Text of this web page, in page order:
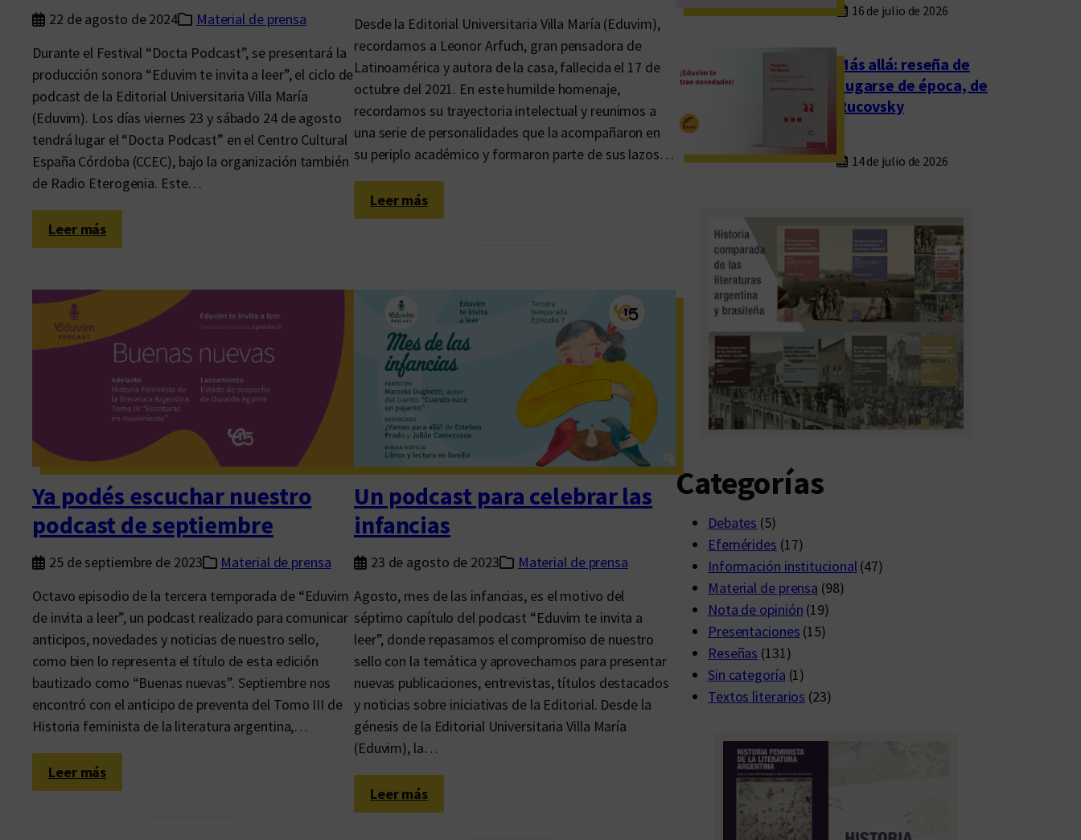
s
a
r
l
a
s
l
i
t
e
a
u
a
s
i
n
o
a
e
r
i
c
a
n
a
s
m
á
s
t
a
c
a
r
l
a
l
e
e
c
r
t
o
r
a
e
d
i
t
o
r
a
s
,
p
r
22 de agosto de 2024
Material de prensa
Durante el Festival “Docta Podcast”, se presentará la
producción sonora “Eduvim te invita a leer”, el ciclo de
podcast de la Editorial Universitaria Villa María
(Eduvim). Los días viernes 23 y sábado 24 de agosto
tendrá lugar el “Docta Podcast” en el Centro Cultural
España Córdoba (CCEC), bajo la organización también
de Radio Eterogenia. Este…
Leer más:
E
u
i
m
p
a
c
i
p
a
á
d
e
l
“
D
o
c
t
a
Desde la Editorial Universitaria Villa María (Eduvim),
recordamos a Leonor Arfuch, gran pensadora de
Latinoamérica y autora de la casa, fallecida el 17 de
octubre del 2021. En este humilde homenaje,
recordamos su trayectoria intelectual y reunimos a
una serie de personalidades que la acompañaron en
su periplo académico y formaron parte de sus lazos…
Leer más:
D
e
s
c
u
l
a
Ya podés escuchar nuestro
podcast de septiembre
25 de septiembre de 2023
Material de prensa
Octavo episodio de la tercera temporada de “Eduvim
de invita a leer”, un podcast realizado para comunicar
anticipos, novedades y noticias de nuestro sello,
como bien lo representa el título de esta edición
bautizado como “Buenas nuevas”. Septiembre nos
encontró con el anticipo de preventa del Tomo III de
Historia feminista de la literatura argentina,…
Leer más:
Y
Un podcast para celebrar las
infancias
23 de agosto de 2023
Material de prensa
Agosto, mes de las infancias, es el motivo del
séptimo capítulo del podcast “Eduvim te invita a
leer”, donde repasamos el compromiso de nuestro
sello con la temática y aprovechamos para presentar
nuevas publicaciones, entrevistas, títulos destacados
y noticias sobre iniciativas de la Editorial. Desde la
génesis de la Editorial Universitaria Villa María
(Eduvim), la…
Leer más:
U
16 de julio de 2026
Más allá: reseña de
Fugarse de época, de
Rucovsky
14 de julio de 2026
Categorías
Debates (5)
Efemérides (17)
Información institucional(47)
Material de prensa (98)
Nota de opinión (19)
Presentaciones (15)
Reseñas (131)
Sin categoría (1)
Textos literarios (23)